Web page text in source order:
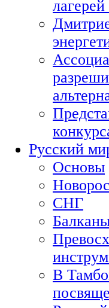
Русский
Основы
СНГ
В